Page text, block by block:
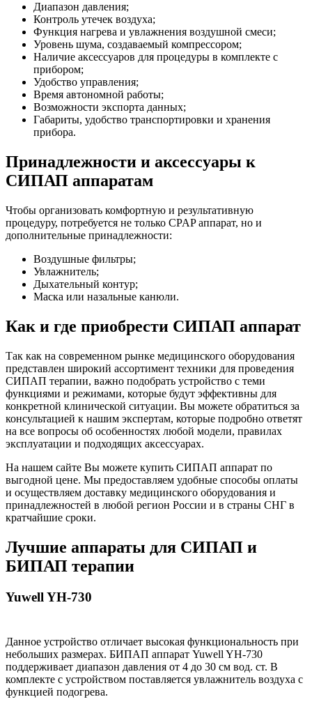
Диапазон давления;
Контроль утечек воздуха;
Функция нагрева и увлажнения воздушной смеси;
Уровень шума, создаваемый компрессором;
Наличие аксессуаров для процедуры в комплекте с
прибором;
Удобство управления;
Время автономной работы;
Возможности экспорта данных;
Габариты, удобство транспортировки и хранения
прибора.
Принадлежности и аксессуары к
СИПАП аппаратам
Чтобы организовать комфортную и результативную
процедуру, потребуется не только CPAP аппарат, но и
дополнительные принадлежности:
Воздушные фильтры;
Увлажнитель;
Дыхательный контур;
Маска или назальные канюли.
Как и где приобрести СИПАП аппарат
Так как на современном рынке медицинского оборудования
представлен широкий ассортимент техники для проведения
СИПАП терапии, важно подобрать устройство с теми
функциями и режимами, которые будут эффективны для
конкретной клинической ситуации. Вы можете обратиться за
консультацией к нашим экспертам, которые подробно ответят
на все вопросы об особенностях любой модели, правилах
эксплуатации и подходящих аксессуарах.
На нашем сайте Вы можете купить СИПАП аппарат по
выгодной цене. Мы предоставляем удобные способы оплаты
и осуществляем доставку медицинского оборудования и
принадлежностей в любой регион России и в страны СНГ в
кратчайшие сроки.
Лучшие аппараты для СИПАП и
БИПАП терапии
Yuwell YH-730
Данное устройство отличает высокая функциональность при
небольших размерах. БИПАП аппарат Yuwell YH-730
поддерживает диапазон давления от 4 до 30 см вод. ст. В
комплекте с устройством поставляется увлажнитель воздуха с
функцией подогрева.